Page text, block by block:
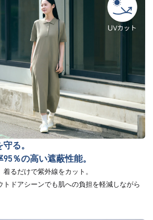
る。
％の高い遮蔽性能。
るだけで紫外線をカット。
トドアシーンでも肌への負担を軽減しながら